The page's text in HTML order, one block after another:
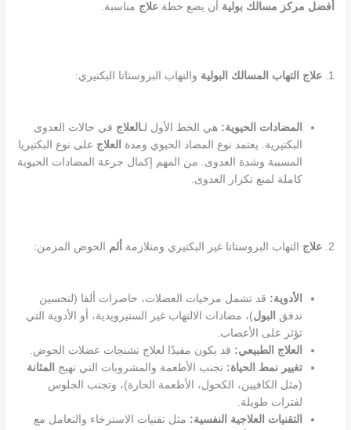
أفضل مركز مسالك بولية أن يضع خطةعلاج مناسبة.
1. علاج التهاب المسالك البولية والتهاب البروستاتا البكتيري:
المضادات الحيوية: هي الخط الأول لـالعلاج في حالات العدوى
البكتيرية. يعتمد نوع المضاد الحيوي ومدة العلاج على نوع البكتيريا
المسببة وشدة العدوى. من المهم إكمال جرعة المضادات الحيوية
كاملة لمنع تكرار العدوى.
2. علاج التهاب البروستاتا غير البكتيري ومتلازمة ألم الحوض المزمن:
الأدوية: قد تشمل مرخيات العضلات، حاصرات ألفا (لتحسين
تدفق البول)، مضادات الالتهاب غير الستيرويدية، أو الأدوية التي
تؤثر على الأعصاب.
العلاج الطبيعي: قد يكون مفيدًا لعلاج تشنجات عضلات الحوض.
تغيير نمط الحياة: تجنب الأطعمة والمشروبات التي تهيج المثانة
(مثل الكافيين، الكحول، الأطعمة الحارة)، وتجنب الجلوس
لفترات طويلة.
التقنيات العلاجية النفسية: مثل تقنيات الاسترخاء والتعامل مع